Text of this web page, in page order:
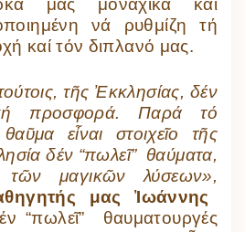
μας μοναχικά καί
νά ρυθμίζη τή
καί τόν διπλανό μας.
τῆς Ἐκκλησίας, δέν
προσφορά. Παρά τό
εἶναι στοιχεῖο τῆς
δέν “πωλεῖ” θαύματα,
μαγικῶν λύσεων»,
μας Ἰωάννης
“πωλεῖ” θαυματουργές